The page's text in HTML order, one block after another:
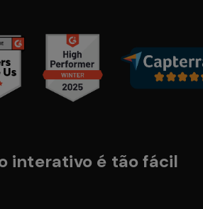
interativo é tão fácil